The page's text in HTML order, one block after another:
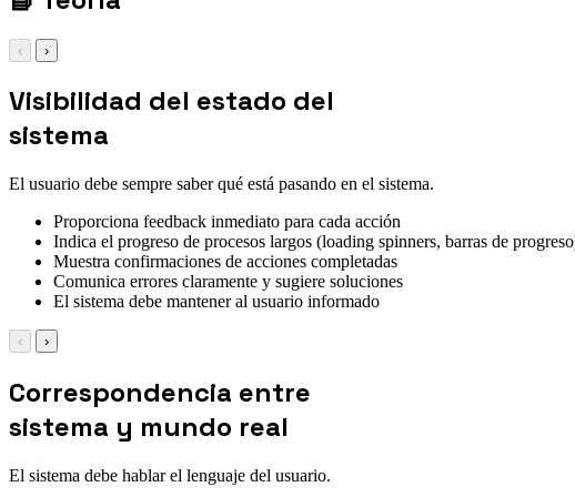
‹ ›
Visibilidad del estado del
sistema
El usuario debe sempre saber qué está pasando en el sistema.
Proporciona feedback inmediato para cada acción
Indica el progreso de procesos largos (loading spinners, barras de
Muestra confirmaciones de acciones completadas
Comunica errores claramente y sugiere soluciones
El sistema debe mantener al usuario informado
‹ ›
Correspondencia entre
sistema y mundo real
El sistema debe hablar el lenguaje del usuario.